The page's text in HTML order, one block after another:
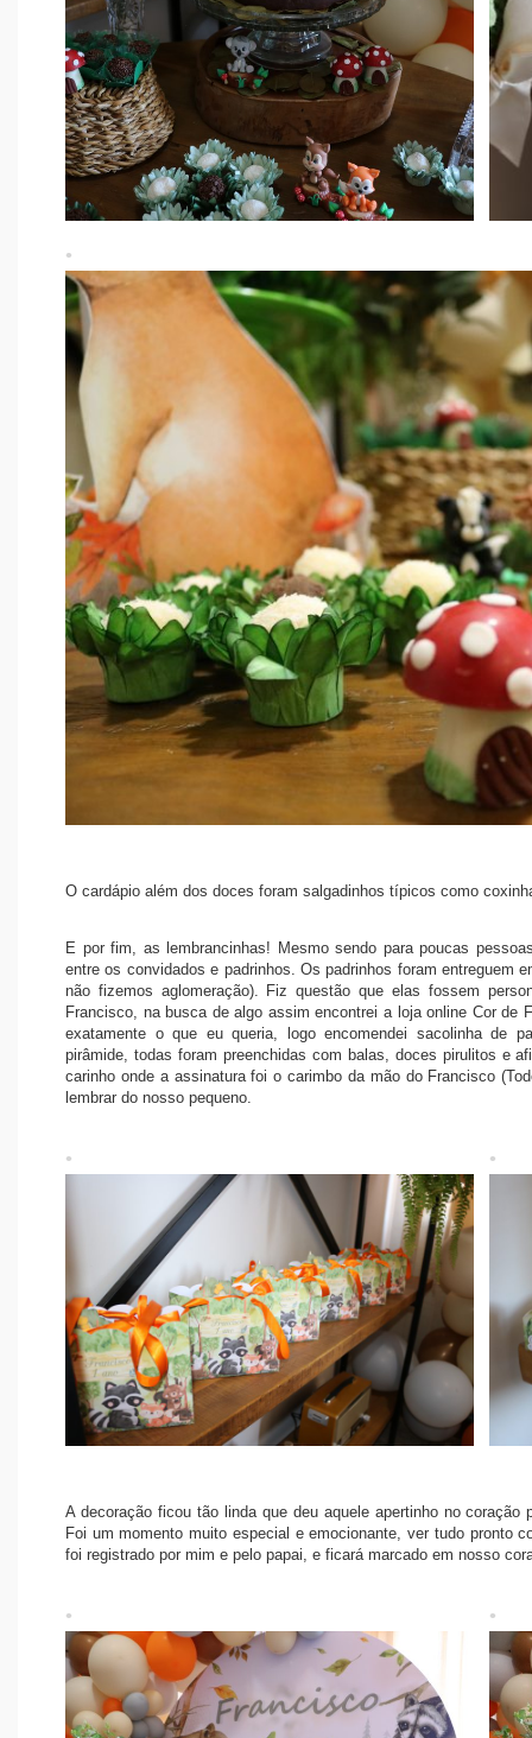
O cardápio além dos doces foram salgadinhos típicos como
E por fim, as lembrancinhas! Mesmo sendo para poucas
entre os convidados e padrinhos. Os padrinhos foram entreguem
não fizemos aglomeração). Fiz questão que elas fossem
Francisco, na busca de algo assim encontrei a loja online Cor de
exatamente o que eu queria, logo encomendei sacolinha de
pirâmide, todas foram preenchidas com balas, doces pirulitos e
carinho onde a assinatura foi o carimbo da mão do Francisco
lembrar do nosso pequeno.
A decoração ficou tão linda que deu aquele apertinho no
Foi um momento muito especial e emocionante, ver tudo pronto
foi registrado por mim e pelo papai, e ficará marcado em nosso